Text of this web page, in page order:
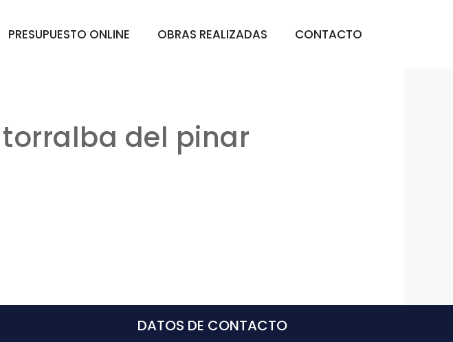
PRESUPUESTO ONLINE OBRAS REALIZADAS CONTACTO
del pinar
DATOS DE CONTACTO